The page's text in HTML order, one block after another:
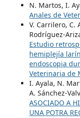
N. Martos, I.
Anales de
V. Carrilero, C.
Rodríguez-
Estudio
hemiplejía
endoscopia
Veterinaria de
I. Ayala, N.
A. Sánchez-
ASOCIADO A
UNA POTRA